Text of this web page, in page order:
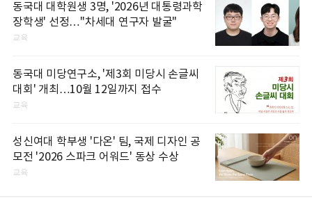
동국대 대학원생 3명, '2026년 대통령과학
장학생' 선정…"차세대 연구자 발굴"
교육
동국대 미당연구소, '제3회 미당시 손글씨
대회' 개최…10월 12일까지 접수
교육
성신여대 학부생 '다온' 팀, 국제 디자인 공
모전 '2026 스파크 어워드' 동상 수상
교육